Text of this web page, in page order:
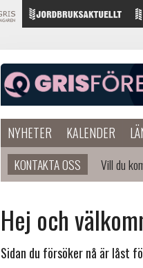
NYHETER KALENDER
KONTAKTA OSS
Vill du
Hej och
Sidan du försöker nå är låst